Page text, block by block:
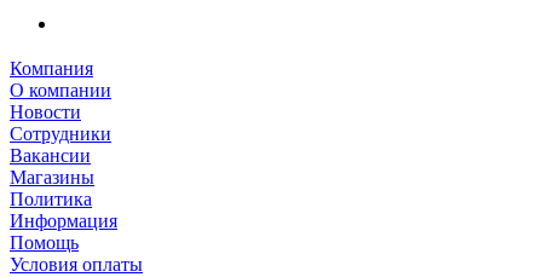
Компания
О компании
Новости
Сотрудники
Вакансии
Магазины
Политика
Информация
Помощь
Условия оплаты